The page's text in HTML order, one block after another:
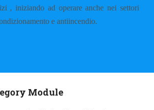
, iniziando ad operare anche nei settori
e antiincendio.
Module